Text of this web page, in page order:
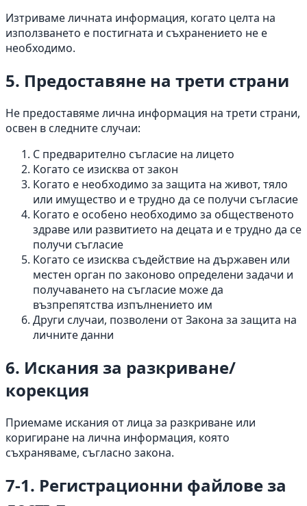
Изтриваме личната информация, когато целта на
използването е постигната и съхранението не е
необходимо.
5. Предоставяне на трети страни
Не предоставяме лична информация на трети страни,
освен в следните случаи:
С предварително съгласие на лицето
Когато се изисква от закон
Когато е необходимо за защита на живот, тяло
или имущество и е трудно да се получи съгласие
Когато е особено необходимо за общественото
здраве или развитието на децата и е трудно да се
получи съгласие
Когато се изисква съдействие на държавен или
местен орган по законово определени задачи и
получаването на съгласие може да
възпрепятства изпълнението им
Други случаи, позволени от Закона за защита на
личните данни
6. Искания за разкриване/
корекция
Приемаме искания от лица за разкриване или
коригиране на лична информация, която
съхраняваме, съгласно закона.
7-1. Регистрационни файлове за